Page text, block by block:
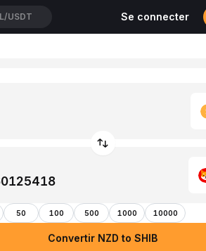
USDT Se connecter
50 100 500 1000 10000
Convertir NZD to SHIB